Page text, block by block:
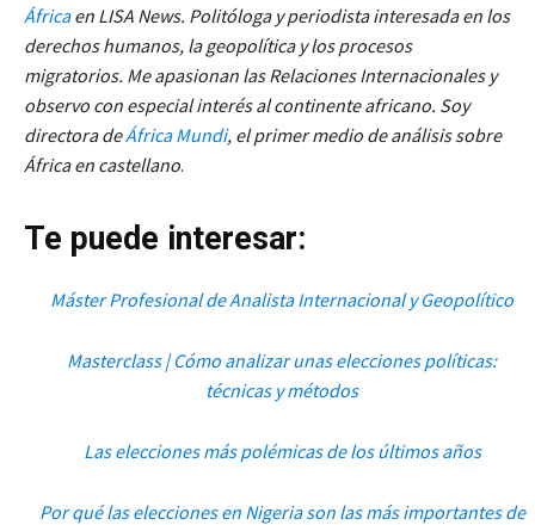
Áfricaen LISA News. Politóloga y periodista interesada en los
derechos humanos, la geopolítica y los procesos
migratorios. Me apasionan las Relaciones Internacionales y
observo con especial interés al continente africano. Soy
directora deÁfrica Mundi, el primer medio de análisis sobre
África en castellano.
Te puede interesar:
Máster Profesional de Analista Internacional y Geopolítico
Masterclass | Cómo analizar unas elecciones políticas:
técnicas y métodos
Las elecciones más polémicas de los últimos años
Por qué las elecciones en Nigeria son las más importantes de